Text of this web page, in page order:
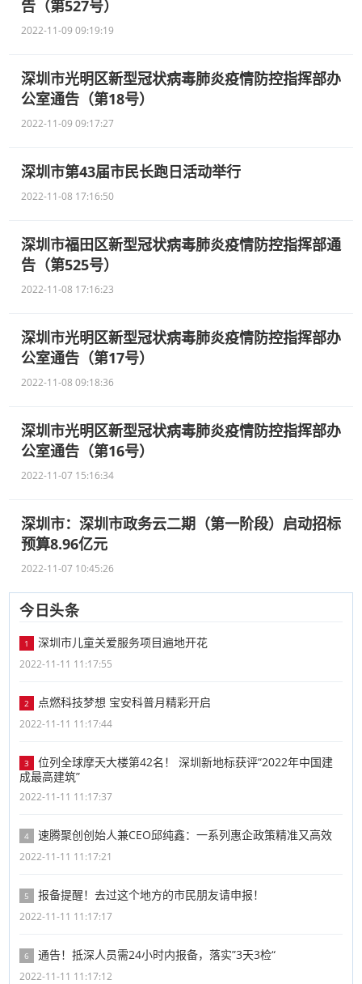
告（第527号）
2022-11-09 09:19:19
深圳市光明区新型冠状病毒肺炎疫情防控指挥部办
公室通告（第18号）
2022-11-09 09:17:27
深圳市第43届市民长跑日活动举行
2022-11-08 17:16:50
深圳市福田区新型冠状病毒肺炎疫情防控指挥部通
告（第525号）
2022-11-08 17:16:23
深圳市光明区新型冠状病毒肺炎疫情防控指挥部办
公室通告（第17号）
2022-11-08 09:18:36
深圳市光明区新型冠状病毒肺炎疫情防控指挥部办
公室通告（第16号）
2022-11-07 15:16:34
深圳市：深圳市政务云二期（第一阶段）启动招标
预算8.96亿元
2022-11-07 10:45:26
今日头条
1 深圳市儿童关爱服务项目遍地开花
2022-11-11 11:17:55
2 点燃科技梦想 宝安科普月精彩开启
2022-11-11 11:17:44
3
位列全球摩天大楼第42名！ 深圳新地标获评“2022年中国建
成最高建筑”
2022-11-11 11:17:37
4 速腾聚创创始人兼CEO邱纯鑫：一系列惠企政策精准又高效
2022-11-11 11:17:21
5 报备提醒！去过这个地方的市民朋友请申报！
2022-11-11 11:17:17
6 通告！抵深人员需24小时内报备，落实”3天3检“
2022-11-11 11:17:12